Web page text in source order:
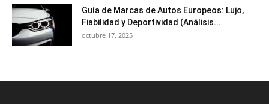
Guía de Marcas de Autos Europeos: Lujo,
Fiabilidad y Deportividad (Análisis...
octubre 17, 2025